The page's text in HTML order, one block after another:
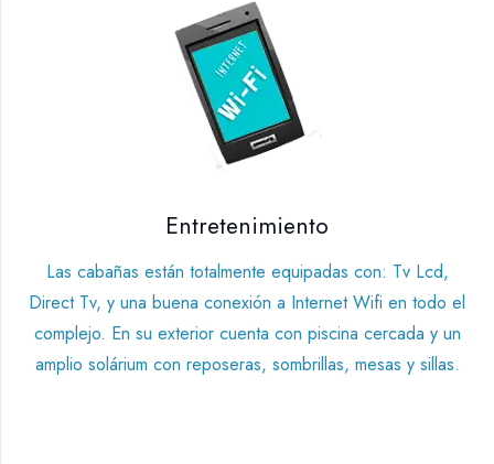
Entretenimiento
Las cabañas están totalmente equipadas con: Tv Lcd,
Direct Tv, y una buena conexión a Internet Wifi en todo el
complejo. En su exterior cuenta con piscina cercada y un
amplio solárium con reposeras, sombrillas, mesas y sillas.